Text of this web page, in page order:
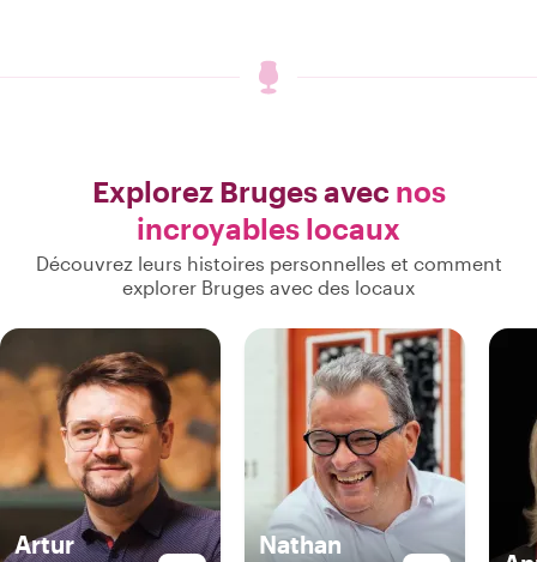
Explorez Bruges avec nos
incroyables locaux
Découvrez leurs histoires personnelles et comment
explorer Bruges avec des locaux
Artur Nathan